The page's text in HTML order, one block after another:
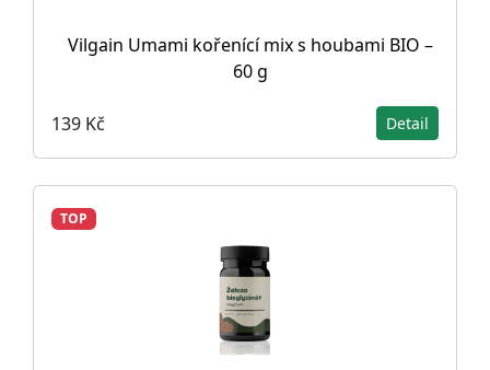
Vilgain Umami kořenící mix s houbami BIO –
60 g
139 Kč Detail
TOP